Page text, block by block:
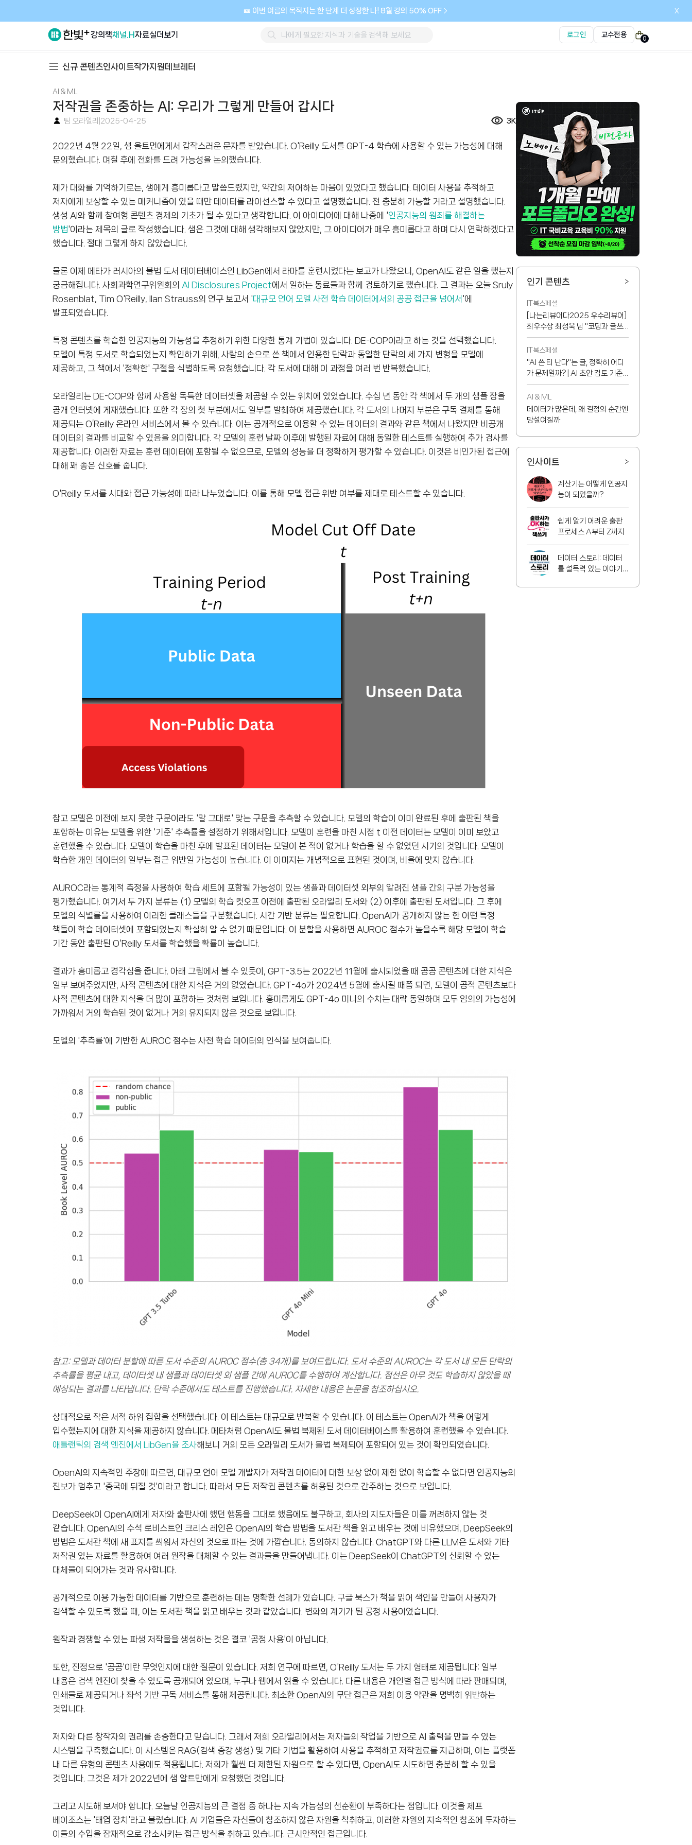
🎫 이번 여름의 목적지는 한 단계 더 성장한 나! 8월 강의 50% OFF x
강의책채널.H자료실더보기 로그인 교수전용
0
신규 콘텐츠인사이트작가지원데브레터
AI & ML
저작권을 존중하는 AI: 우리가 그렇게 만들어 갑시다
팀 오라일리 2025-04-25 3K
2022년 4월 22일, 샘 올트먼에게서 갑작스러운 문자를 받았습니다. O'Reilly 도서를 GPT-4 학습에 사용할 수 있는 가능성에 대해
문의했습니다. 며칠 후에 전화를 드려 가능성을 논의했습니다.
제가 대화를 기억하기로는, 샘에게 흥미롭다고 말씀드렸지만, 약간의 저어하는 마음이 있었다고 했습니다. 데이터 사용을 추적하고
저자에게 보상할 수 있는 메커니즘이 있을 때만 데이터를 라이선스할 수 있다고 설명했습니다. 전 충분히 가능할 거라고 설명했습니다.
생성 AI와 함께 참여형 콘텐츠 경제의 기초가 될 수 있다고 생각합니다. 이 아이디어에 대해 나중에 '인공지능의 원죄를 해결하는
방법'이라는 제목의 글로 작성했습니다. 샘은 그것에 대해 생각해보지 않았지만, 그 아이디어가 매우 흥미롭다고 하며 다시 연락하겠다고
했습니다. 절대 그렇게 하지 않았습니다.
물론 이제 메타가 러시아의 불법 도서 데이터베이스인 LibGen에서 라마를 훈련시켰다는 보고가 나왔으니, OpenAI도 같은 일을 했는지
궁금해집니다. 사회과학연구위원회의 AI Disclosures Project에서 일하는 동료들과 함께 검토하기로 했습니다. 그 결과는 오늘 Sruly
Rosenblat, Tim O'Reilly, Ilan Strauss의 연구 보고서 '대규모 언어 모델 사전 학습 데이터에서의 공공 접근을 넘어서 '에
발표되었습니다.
특정 콘텐츠를 학습한 인공지능의 가능성을 추정하기 위한 다양한 통계 기법이 있습니다. DE-COP이라고 하는 것을 선택했습니다.
모델이 특정 도서로 학습되었는지 확인하기 위해, 사람의 손으로 쓴 책에서 인용한 단락과 동일한 단락의 세 가지 변형을 모델에
제공하고, 그 책에서 '정확한' 구절을 식별하도록 요청했습니다. 각 도서에 대해 이 과정을 여러 번 반복했습니다.
오라일리는 DE-COP와 함께 사용할 독특한 데이터셋을 제공할 수 있는 위치에 있었습니다. 수십 년 동안 각 책에서 두 개의 샘플 장을
공개 인터넷에 게재했습니다. 또한 각 장의 첫 부분에서도 일부를 발췌하여 제공했습니다. 각 도서의 나머지 부분은 구독 결제를 통해
제공되는 O’Reilly 온라인 서비스에서 볼 수 있습니다. 이는 공개적으로 이용할 수 있는 데이터의 결과와 같은 책에서 나왔지만 비공개
데이터의 결과를 비교할 수 있음을 의미합니다. 각 모델의 훈련 날짜 이후에 발행된 자료에 대해 동일한 테스트를 실행하여 추가 검사를
제공합니다. 이러한 자료는 훈련 데이터에 포함될 수 없으므로, 모델의 성능을 더 정확하게 평가할 수 있습니다. 이것은 비인가된 접근에
대해 꽤 좋은 신호를 줍니다.
O'Reilly 도서를 시대와 접근 가능성에 따라 나누었습니다. 이를 통해 모델 접근 위반 여부를 제대로 테스트할 수 있습니다.
참고 모델은 이전에 보지 못한 구문이라도 '말 그대로' 맞는 구문을 추측할 수 있습니다. 모델의 학습이 이미 완료된 후에 출판된 책을
포함하는 이유는 모델을 위한 '기준' 추측률을 설정하기 위해서입니다. 모델이 훈련을 마친 시점 t 이전 데이터는 모델이 이미 보았고
훈련했을 수 있습니다. 모델이 학습을 마친 후에 발표된 데이터는 모델이 본 적이 없거나 학습을 할 수 없었던 시기의 것입니다. 모델이
학습한 개인 데이터의 일부는 접근 위반일 가능성이 높습니다. 이 이미지는 개념적으로 표현된 것이며, 비율에 맞지 않습니다.
AUROC라는 통계적 측정을 사용하여 학습 세트에 포함될 가능성이 있는 샘플과 데이터셋 외부의 알려진 샘플 간의 구분 가능성을
평가했습니다. 여기서 두 가지 분류는 (1) 모델의 학습 컷오프 이전에 출판된 오라일리 도서와 (2) 이후에 출판된 도서입니다. 그 후에
모델의 식별률을 사용하여 이러한 클래스들을 구분했습니다. 시간 기반 분류는 필요합니다. OpenAI가 공개하지 않는 한 어떤 특정
책들이 학습 데이터셋에 포함되었는지 확실히 알 수 없기 때문입니다. 이 분할을 사용하면 AUROC 점수가 높을수록 해당 모델이 학습
기간 동안 출판된 O'Reilly 도서를 학습했을 확률이 높습니다.
결과가 흥미롭고 경각심을 줍니다. 아래 그림에서 볼 수 있듯이, GPT-3.5는 2022년 11월에 출시되었을 때 공공 콘텐츠에 대한 지식은
일부 보여주었지만, 사적 콘텐츠에 대한 지식은 거의 없었습니다. GPT-4o가 2024년 5월에 출시될 때쯤 되면, 모델이 공적 콘텐츠보다
사적 콘텐츠에 대한 지식을 더 많이 포함하는 것처럼 보입니다. 흥미롭게도 GPT-4o 미니의 수치는 대략 동일하며 모두 임의의 가능성에
가까워서 거의 학습된 것이 없거나 거의 유지되지 않은 것으로 보입니다.
모델의 '추측률'에 기반한 AUROC 점수는 사전 학습 데이터의 인식을 보여줍니다.
참고: 모델과 데이터 분할에 따른 도서 수준의 AUROC 점수(총 34개)를 보여드립니다. 도서 수준의 AUROC는 각 도서 내 모든 단락의
추측률을 평균 내고, 데이터셋 내 샘플과 데이터셋 외 샘플 간에 AUROC를 수행하여 계산합니다. 점선은 아무 것도 학습하지 않았을 때
예상되는 결과를 나타냅니다. 단락 수준에서도 테스트를 진행했습니다. 자세한 내용은 논문을 참조하십시오.
상대적으로 작은 서적 하위 집합을 선택했습니다. 이 테스트는 대규모로 반복할 수 있습니다. 이 테스트는 OpenAI가 책을 어떻게
입수했는지에 대한 지식을 제공하지 않습니다. 메타처럼 OpenAI도 불법 복제된 도서 데이터베이스를 활용하여 훈련했을 수 있습니다.
애틀랜틱의 검색 엔진에서 LibGen을 조사해보니 거의 모든 오라일리 도서가 불법 복제되어 포함되어 있는 것이 확인되었습니다.
OpenAI의 지속적인 주장에 따르면, 대규모 언어 모델 개발자가 저작권 데이터에 대한 보상 없이 제한 없이 학습할 수 없다면 인공지능의
진보가 멈추고 '중국에 뒤질 것'이라고 합니다. 따라서 모든 저작권 콘텐츠를 허용된 것으로 간주하는 것으로 보입니다.
DeepSeek이 OpenAI에게 저자와 출판사에 했던 행동을 그대로 했음에도 불구하고, 회사의 지도자들은 이를 꺼려하지 않는 것
같습니다. OpenAI의 수석 로비스트인 크리스 레인은 OpenAI의 학습 방법을 도서관 책을 읽고 배우는 것에 비유했으며, DeepSeek의
방법은 도서관 책에 새 표지를 씌워서 자신의 것으로 파는 것에 가깝습니다. 동의하지 않습니다. ChatGPT와 다른 LLM은 도서와 기타
저작권 있는 자료를 활용하여 여러 원작을 대체할 수 있는 결과물을 만들어냅니다. 이는 DeepSeek이 ChatGPT의 신뢰할 수 있는
대체물이 되어가는 것과 유사합니다.
공개적으로 이용 가능한 데이터를 기반으로 훈련하는 데는 명확한 선례가 있습니다. 구글 북스가 책을 읽어 색인을 만들어 사용자가
검색할 수 있도록 했을 때, 이는 도서관 책을 읽고 배우는 것과 같았습니다. 변화의 계기가 된 공정 사용이었습니다.
원작과 경쟁할 수 있는 파생 저작물을 생성하는 것은 결코 '공정 사용'이 아닙니다.
또한, 진정으로 '공공'이란 무엇인지에 대한 질문이 있습니다. 저희 연구에 따르면, O'Reilly 도서는 두 가지 형태로 제공됩니다: 일부
내용은 검색 엔진이 찾을 수 있도록 공개되어 있으며, 누구나 웹에서 읽을 수 있습니다. 다른 내용은 개인별 접근 방식에 따라 판매되며,
인쇄물로 제공되거나 좌석 기반 구독 서비스를 통해 제공됩니다. 최소한 OpenAI의 무단 접근은 저희 이용 약관을 명백히 위반하는
것입니다.
저자와 다른 창작자의 권리를 존중한다고 믿습니다. 그래서 저희 오라일리에서는 저자들의 작업을 기반으로 AI 출력을 만들 수 있는
시스템을 구축했습니다. 이 시스템은 RAG(검색 증강 생성) 및 기타 기법을 활용하여 사용을 추적하고 저작권료를 지급하며, 이는 플랫폼
내 다른 유형의 콘텐츠 사용에도 적용됩니다. 저희가 훨씬 더 제한된 자원으로 할 수 있다면, OpenAI도 시도하면 충분히 할 수 있을
것입니다. 그것은 제가 2022년에 샘 알트만에게 요청했던 것입니다.
그리고 시도해 보셔야 합니다. 오늘날 인공지능의 큰 결점 중 하나는 지속 가능성의 선순환이 부족하다는 점입니다. 이것을 제프
베이조스는 '태엽 장치'라고 불렀습니다. AI 기업들은 자신들이 창조하지 않은 자원을 착취하고, 이러한 자원의 지속적인 창조에 투자하는
이들의 수입을 잠재적으로 감소시키는 접근 방식을 취하고 있습니다. 근시안적인 접근입니다.
인기 콘텐츠 >
IT북스페셜
[나는리뷰어다2025 우수리뷰어]
최우수상 최성욱 님 "코딩과 글쓰
기 능력이 반드시 서로 정비례하지
는 않지만...!"
IT북스페셜
"AI 쓴 티 난다"는 글, 정확히 어디
가 문제일까? | AI 초안 검토 기준
8가지
AI & ML
데이터가 많은데, 왜 결정의 순간엔
망설여질까
인사이트 >
계산기는 어떻게 인공지
능이 되었을까?
쉽게 알기 어려운 출판
프로세스 A부터 Z까지
데이터 스토리: 데이터
를 설득력 있는 이야기